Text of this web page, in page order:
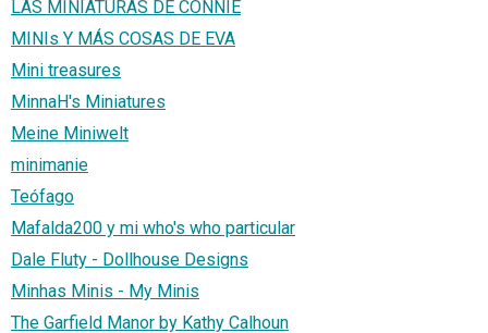
LAS MINIATURAS DE CONNIE
MINIs Y MÁS COSAS DE EVA
Mini treasures
MinnaH's Miniatures
Meine Miniwelt
minimanie
Teófago
Mafalda200 y mi who's who particular
Dale Fluty - Dollhouse Designs
Minhas Minis - My Minis
The Garfield Manor by Kathy Calhoun